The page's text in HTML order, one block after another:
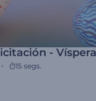
-
15 segs.